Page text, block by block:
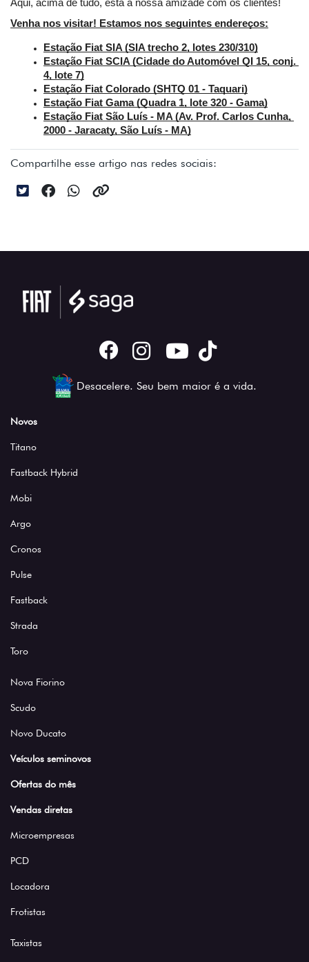
Aqui, acima de tudo, está a nossa amizade com os clientes!
Venha nos visitar! Estamos nos seguintes endereços:
Estação Fiat SIA (SIA trecho 2, lotes 230/310)
Estação Fiat SCIA (Cidade do Automóvel QI 15, conj.
4, lote 7)
Estação Fiat Colorado (SHTQ 01 - Taquari)
Estação Fiat Gama (Quadra 1, lote 320 - Gama)
Estação Fiat São Luís - MA (Av. Prof. Carlos Cunha,
2000 - Jaracaty, São Luís - MA)
Compartilhe esse artigo nas redes sociais:
Desacelere. Seu bem maior é a vida.
Novos
Titano
Fastback Hybrid
Mobi
Argo
Cronos
Pulse
Fastback
Strada
Toro
Nova Fiorino
Scudo
Novo Ducato
Veículos seminovos
Ofertas do mês
Vendas diretas
Microempresas
PCD
Locadora
Frotistas
Taxistas